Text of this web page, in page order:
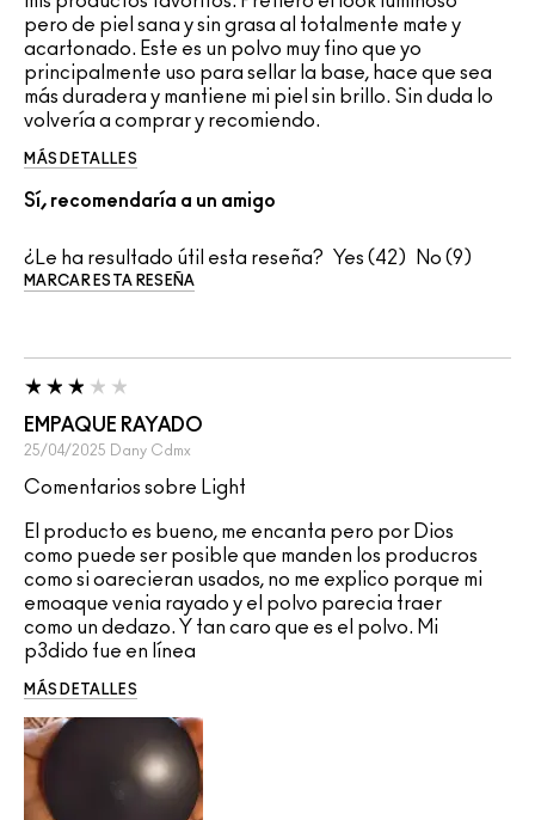
pero de piel sana y sin grasa al totalmente mate y
acartonado. Este es un polvo muy fino que yo
principalmente uso para sellar la base, hace que sea
más duradera y mantiene mi piel sin brillo. Sin duda lo
volvería a comprar y recomiendo.
MÁS DETALLES
Sí, recomendaría a un amigo
¿Le ha resultado útil esta reseña? 42 9
MARCAR ESTA RESEÑA
EMPAQUE RAYADO
25/04/2025 Dany Cdmx
Comentarios sobre Light
El producto es bueno, me encanta pero por Dios
como puede ser posible que manden los producros
como si oarecieran usados, no me explico porque mi
emoaque venia rayado y el polvo parecia traer
como un dedazo. Y tan caro que es el polvo. Mi
p3dido fue en línea
MÁS DETALLES